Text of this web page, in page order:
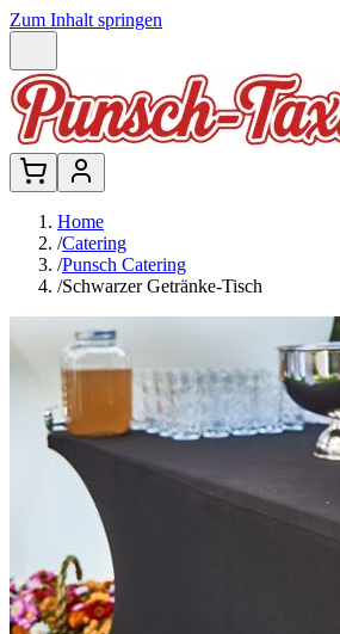
Zum Inhalt springen
Home
/Catering
/Punsch Catering
/Schwarzer Getränke-Tisch